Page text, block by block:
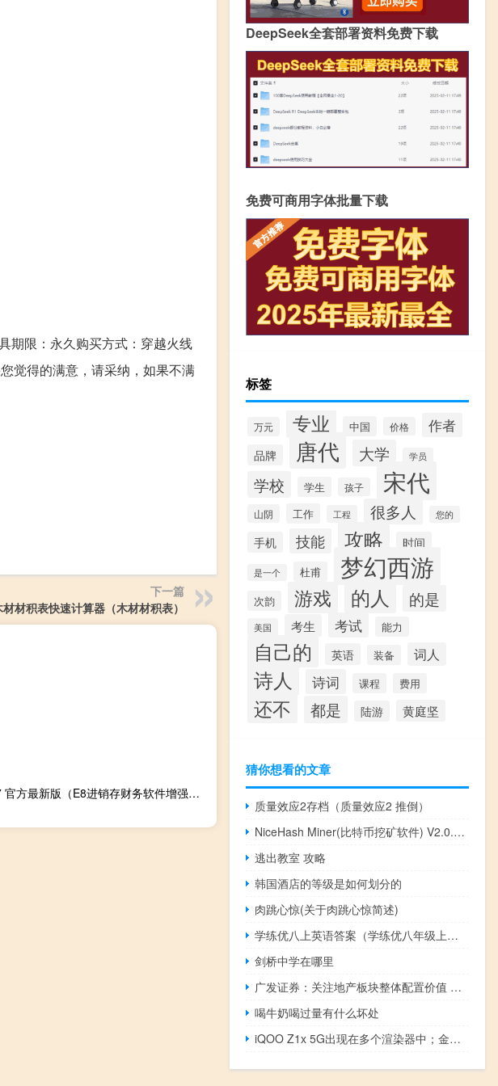
期限：永久购买方式：穿越火线
觉得的满意，请采纳，如果不满
下一篇
材材积表快速计算器（木材材积表）
E8进销存财务软件增强版 V10.7 官方最新版（E8进销存财务软件增强版 V10.7 官方最新版功能简介）
DeepSeek全套部署资料免费下载
免费可商用字体批量下载
标签
万元 专业 中国 价格 作者
品牌 唐代 大学 学员
学校 学生 孩子 宋代
山阴 工作 工程 很多人 您的
手机 技能 攻略 时间
是一个 杜甫 梦幻西游
次韵 游戏 的人 的是
美国 考生 考试 能力
自己的 英语 装备 词人
诗人 诗词 课程 费用
还不 都是 陆游 黄庭坚
猜你想看的文章
质量效应2存档（质量效应2 推倒）
NiceHash Miner(比特币挖矿软件) V2.0.10 绿色免费版（NiceHash Miner(比特币挖矿软件) V2.0.10 绿色免费版功能简介）
逃出教室 攻略
韩国酒店的等级是如何划分的
肉跳心惊(关于肉跳心惊简述)
学练优八上英语答案（学练优八年级上册英语答案）
剑桥中学在哪里
广发证券：关注地产板块整体配置价值 关注企业经营估值弹性
喝牛奶喝过量有什么坏处
iQOO Z1x 5G出现在多个渲染器中；金鱼765G正式确认